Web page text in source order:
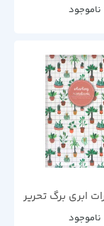
ناموجود
ابری برگ تحریر
ناموجود